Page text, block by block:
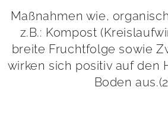
Maßnahmen wie,
z.B.: Kompost
breite Fruchtfolge sowie
wirken sich positiv auf den
Boden